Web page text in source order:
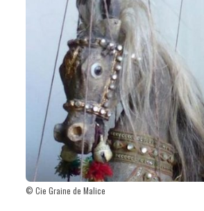
© Cie Graine de Malice